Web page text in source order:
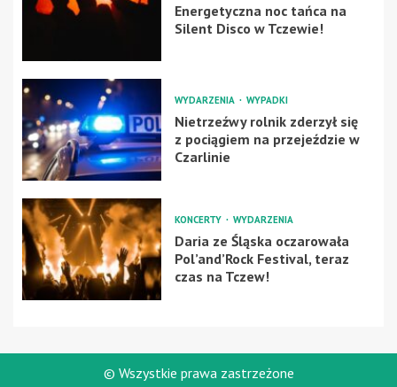
Energetyczna noc tańca na
Silent Disco w Tczewie!
WYDARZENIA WYPADKI
Nietrzeźwy rolnik zderzył się
z pociągiem na przejeździe w
Czarlinie
KONCERTY WYDARZENIA
Daria ze Śląska oczarowała
Pol’and’Rock Festival, teraz
czas na Tczew!
© Wszystkie prawa zastrzeżone